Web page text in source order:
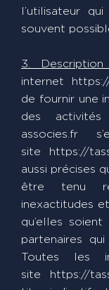
l’utilisateur
souvent
3.
internet
de fournir une
des activités
associes.fr
site https://
aussi précises
être tenu
inexactitudes
qu’elles
partenaires
Toutes les
site https://